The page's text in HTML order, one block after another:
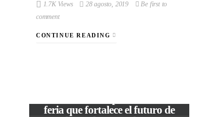
1.7K Views 28 agosto, 2019
Be first to
comment
CONTINUE READING
feria que fortalece el futuro de